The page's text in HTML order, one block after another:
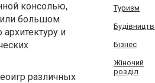
консолью,
или большом
и
различных
Туризм
Бізнес
Жіночий
розділ